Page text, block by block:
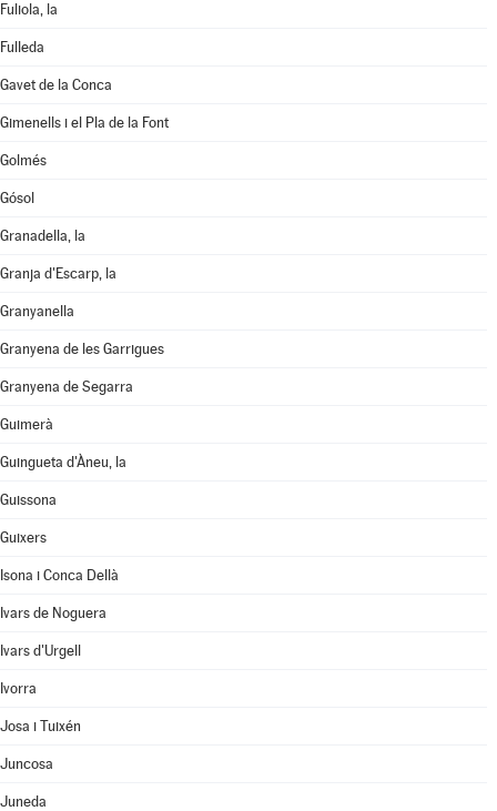
Fuliola, la
Fulleda
Gavet de la Conca
Gimenells i el Pla de la Font
Golmés
Gósol
Granadella, la
Granja d'Escarp, la
Granyanella
Granyena de les Garrigues
Granyena de Segarra
Guimerà
Guingueta d'Àneu, la
Guissona
Guixers
Isona i Conca Dellà
Ivars de Noguera
Ivars d'Urgell
Ivorra
Josa i Tuixén
Juncosa
Juneda